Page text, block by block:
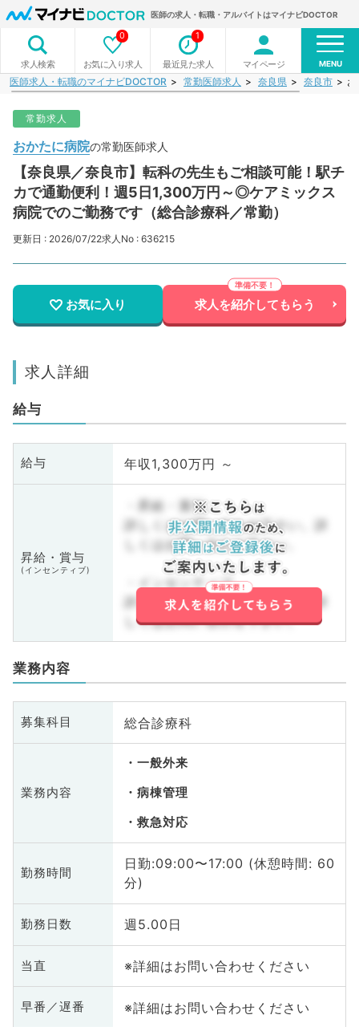
医師の求人・転職・アルバイトはマイナビDOCTOR
求人検索 お気に入り求人
0
最近見た求人
1
マイページ MENU
医師求人・転職のマイナビDOCTOR 常勤医師求人 奈良県 奈良市
常勤求人
おかたに病院の常勤医師求人
【奈良県／奈良市】転科の先生もご相談可能！駅チ
カで通勤便利！週5日1,300万円～◎ケアミックス
病院でのご勤務です（総合診療科／常勤）
更新日 : 2026/07/22求人No : 636215
お気に入り 求人を紹介してもらう
求人詳細
給与
給与 年収1,300万円 ～
昇給・賞与
(インセンティブ)
・昇給・賞与
詳しくはお問い合わせ下さい。詳
しくはお問い合わせ下さい。
・インセンティブ
詳しくはお問い合わせ下さい。詳
しくはお問い合わせ下さい。
業務内容
募集科目 総合診療科
業務内容
一般外来
病棟管理
救急対応
勤務時間
日勤:09:00〜17:00 (休憩時間: 60
分)
勤務日数 週5.00日
当直 ※詳細はお問い合わせください
早番／遅番 ※詳細はお問い合わせください